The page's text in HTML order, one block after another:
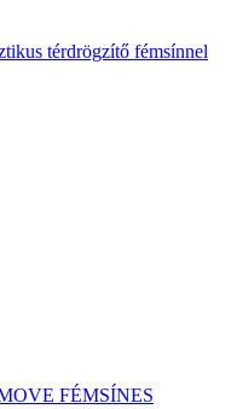
térdrögzítő fémsínnel
FÉMSÍNES